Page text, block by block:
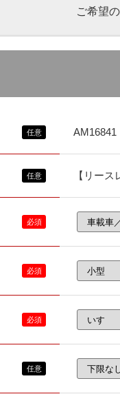
ご希望
AM16841
【リー